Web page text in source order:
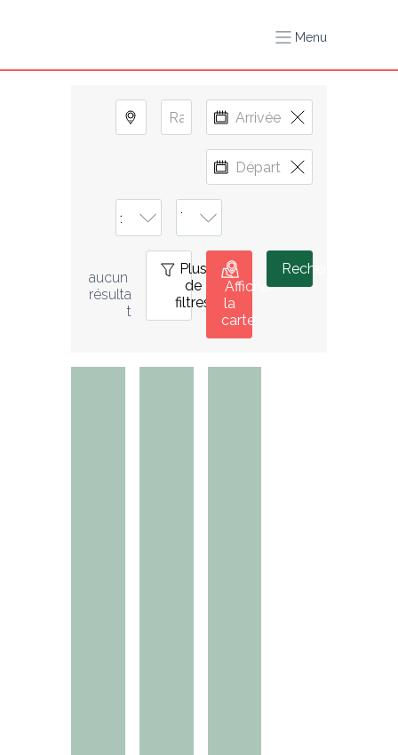
Menu
aucun
résulta
t
Plus
de
filtres
Afficher
la
carte
Rechercher